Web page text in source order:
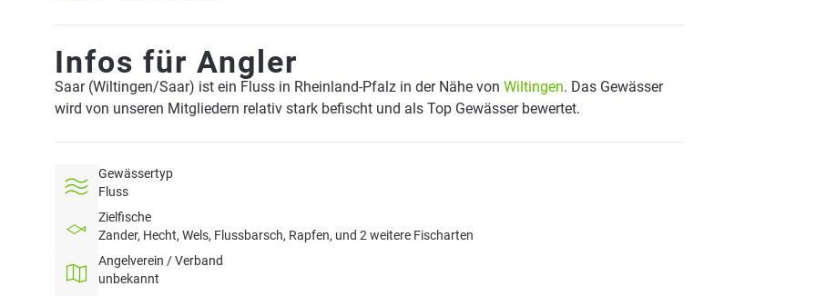
Infos für Angler
Saar (Wiltingen/Saar) ist ein Fluss in Rheinland-Pfalz in der Nähe von Wiltingen. Das Gewässer
wird von unseren Mitgliedern relativ stark befischt und als Top Gewässer bewertet.
Gewässertyp
Fluss
Zielfische
Zander, Hecht, Wels, Flussbarsch, Rapfen, und 2 weitere Fischarten
Angelverein / Verband
unbekannt